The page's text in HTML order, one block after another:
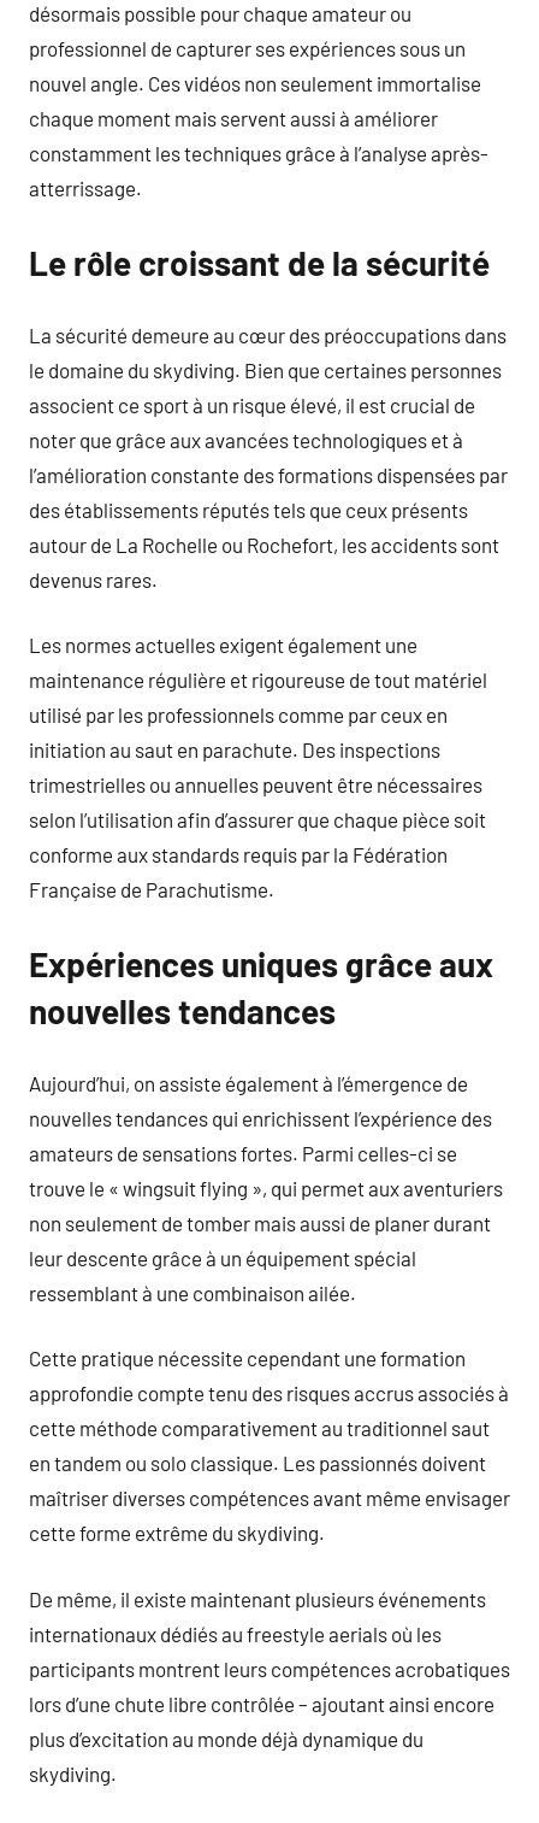
désormais possible pour chaque amateur ou
professionnel de capturer ses expériences sous un
nouvel angle. Ces vidéos non seulement immortalise
chaque moment mais servent aussi à améliorer
constamment les techniques grâce à l’analyse après-
atterrissage.
Le rôle croissant de la sécurité
La sécurité demeure au cœur des préoccupations dans
le domaine du skydiving. Bien que certaines personnes
associent ce sport à un risque élevé, il est crucial de
noter que grâce aux avancées technologiques et à
l’amélioration constante des formations dispensées par
des établissements réputés tels que ceux présents
autour de La Rochelle ou Rochefort, les accidents sont
devenus rares.
Les normes actuelles exigent également une
maintenance régulière et rigoureuse de tout matériel
utilisé par les professionnels comme par ceux en
initiation au saut en parachute. Des inspections
trimestrielles ou annuelles peuvent être nécessaires
selon l’utilisation afin d’assurer que chaque pièce soit
conforme aux standards requis par la Fédération
Française de Parachutisme.
Expériences uniques grâce aux
nouvelles tendances
Aujourd’hui, on assiste également à l’émergence de
nouvelles tendances qui enrichissent l’expérience des
amateurs de sensations fortes. Parmi celles-ci se
trouve le « wingsuit flying », qui permet aux aventuriers
non seulement de tomber mais aussi de planer durant
leur descente grâce à un équipement spécial
ressemblant à une combinaison ailée.
Cette pratique nécessite cependant une formation
approfondie compte tenu des risques accrus associés à
cette méthode comparativement au traditionnel saut
en tandem ou solo classique. Les passionnés doivent
maîtriser diverses compétences avant même envisager
cette forme extrême du skydiving.
De même, il existe maintenant plusieurs événements
internationaux dédiés au freestyle aerials où les
participants montrent leurs compétences acrobatiques
lors d’une chute libre contrôlée – ajoutant ainsi encore
plus d’excitation au monde déjà dynamique du
skydiving.